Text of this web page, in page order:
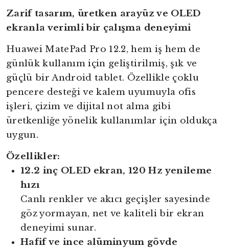
Zarif tasarım, üretken arayüz ve OLED
ekranla verimli bir çalışma deneyimi
Huawei MatePad Pro 12.2, hem iş hem de
günlük kullanım için geliştirilmiş, şık ve
güçlü bir Android tablet. Özellikle çoklu
pencere desteği ve kalem uyumuyla ofis
işleri, çizim ve dijital not alma gibi
üretkenliğe yönelik kullanımlar için oldukça
uygun.
Özellikler:
12.2 inç OLED ekran, 120 Hz yenileme
hızı
Canlı renkler ve akıcı geçişler sayesinde
göz yormayan, net ve kaliteli bir ekran
deneyimi sunar.
Hafif ve ince alüminyum gövde